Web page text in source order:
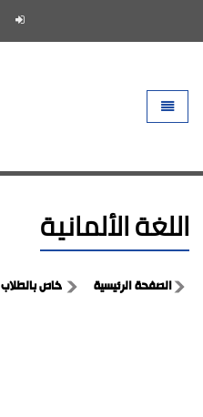
Toggle
اللغة الألمانية
الصفحة الرئيسية خاص بالطلاب